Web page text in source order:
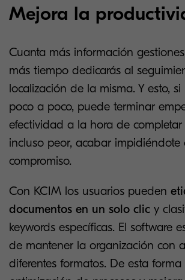
Mejora la
Cuanta más información
más tiempo dedicarás al
localización de la misma. Y esto,
poco a poco, puede terminar
efectividad a la hora de completar
incluso peor, acabar
compromiso.
Con KCIM los usuarios pueden
documentos en un solo clic y
keywords específicas. El software
de mantener la organización con
diferentes formatos. De esta